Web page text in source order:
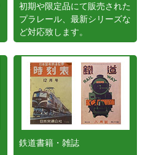
初期や限定品にて販売された
プラレール、最新シリーズな
ど対応致します。
鉄道書籍・雑誌